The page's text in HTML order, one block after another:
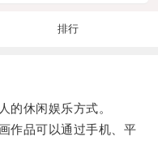
排行
休闲娱乐方式。
品可以通过手机、平